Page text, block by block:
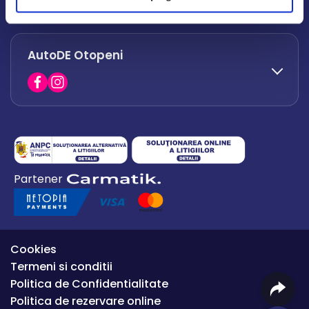
office.afumati@autode.ro
0730 063 852
0730 063 851
AutoDE Otopeni
0754 649 360
office.premium@autode.ro
Partener
Cookies
Termeni si conditii
Politica de Confidentialitate
Politica de rezervare online